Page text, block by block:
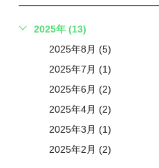
2025年 (13)
2025年8月 (5)
2025年7月 (1)
2025年6月 (2)
2025年4月 (2)
2025年3月 (1)
2025年2月 (2)